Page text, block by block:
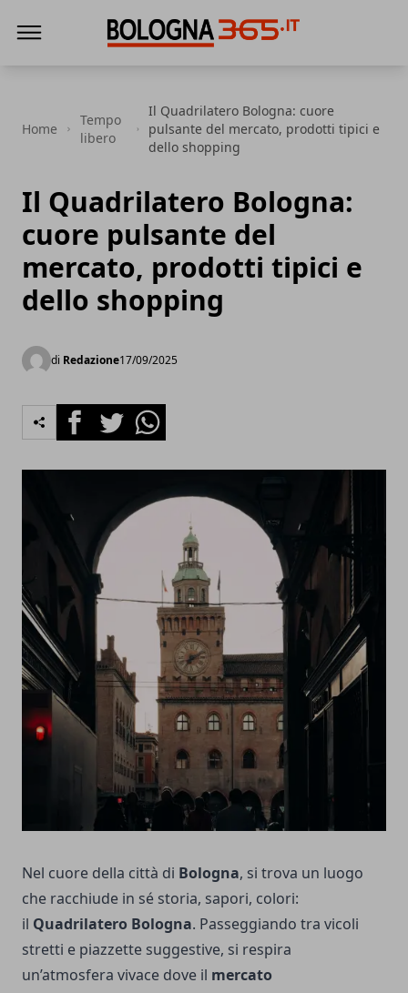
Home
Tempo
libero
Il Quadrilatero Bologna: cuore
pulsante del mercato, prodotti tipici e
dello shopping
Il Quadrilatero Bologna:
cuore pulsante del
mercato, prodotti tipici e
dello shopping
di Redazione17/09/2025
FacebookTwitterWhatsapp
Nel cuore della città di Bologna, si trova un luogo
che racchiude in sé storia, sapori, colori:
il Quadrilatero Bologna. Passeggiando tra vicoli
stretti e piazzette suggestive, si respira
un’atmosfera vivace dove il mercato